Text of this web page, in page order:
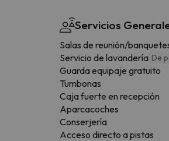
Servicios Generales
Salas de reunión/banquetes
Servicio de lavandería De
Guarda equipaje gratuito
Tumbonas
Caja fuerte en recepción
Aparcacoches
Conserjería
Acceso directo a pistas